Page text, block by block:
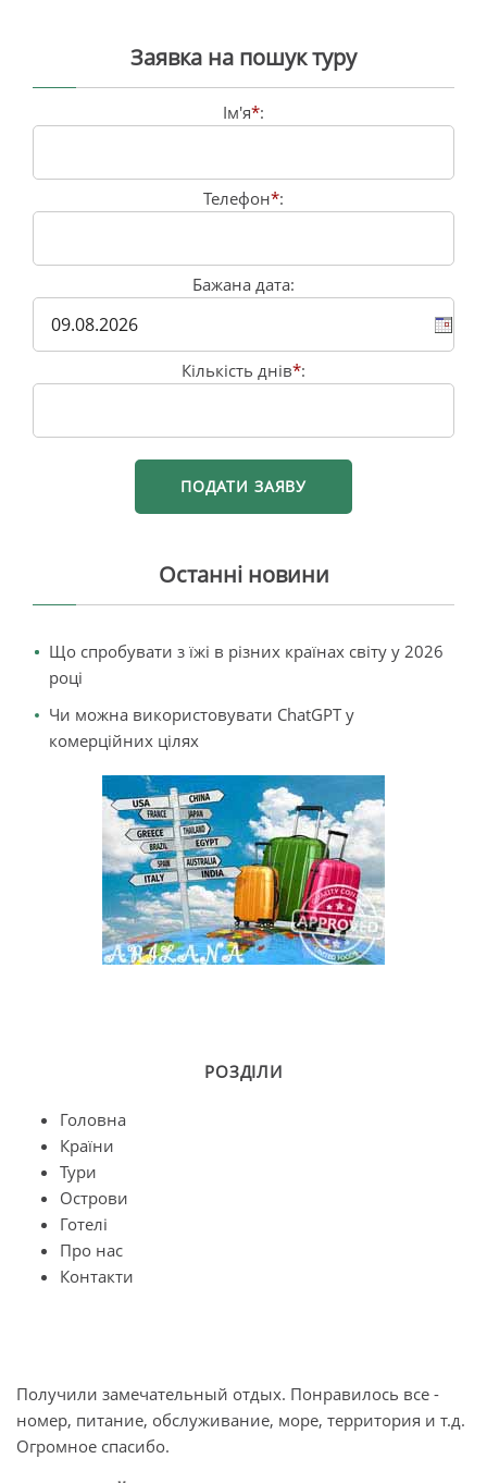
Заявка на пошук туру
Ім'я*:
Телефон*:
Бажана дата:
Кількість днів*:
Останні новини
Що спробувати з їжі в різних країнах світу у 2026
році
Чи можна використовувати ChatGPT у
комерційних цілях
РОЗДІЛИ
Головна
Країни
Тури
Острови
Готелі
Про нас
Контакти
Получили замечательный отдых. Понравилось все -
номер, питание, обслуживание, море, территория и т.д.
Огромное спасибо.